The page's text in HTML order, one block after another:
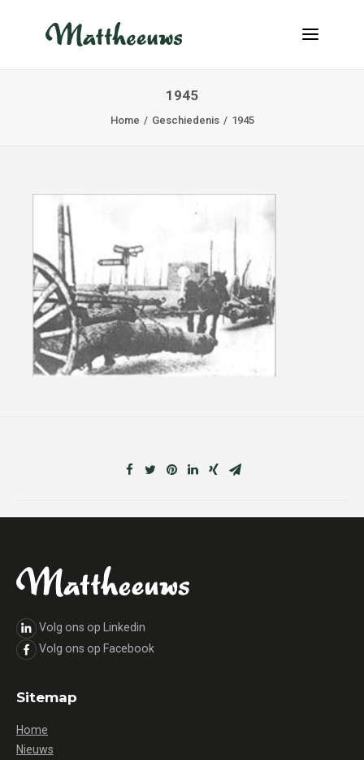
VACATURES
CONTACT
INFO@MATTHEEUWS.COM
+32 58 31 17 79
MY TRANSPORT
1945
Home Geschiedenis 1945
Volg ons op Linkedin
Volg ons op Facebook
Sitemap
Home
Nieuws